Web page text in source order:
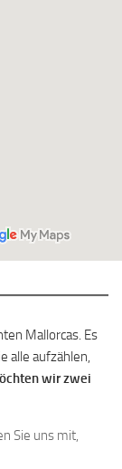
Mallorcas. Es
alle aufzählen,
wir zwei
Sie uns mit,